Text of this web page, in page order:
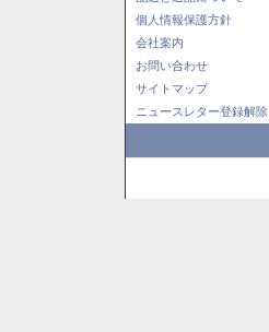
個人情報保護方針
会社案内
お問い合わせ
サイトマップ
ニュースレター登録解除